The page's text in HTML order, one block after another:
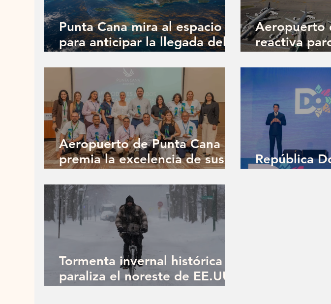
Punta Cana mira al espacio
para anticipar la llegada del
Aeropuerto
reactiva
Aeropuerto de Punta Cana
premia la excelencia de sus
República
Tormenta invernal histórica
paraliza el noreste de EE.UU.